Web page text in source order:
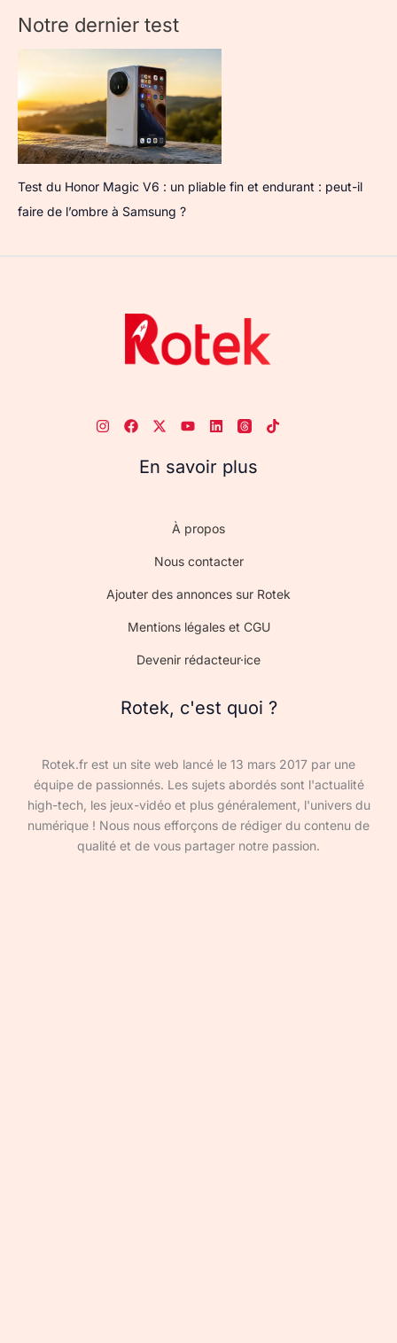
Notre dernier test
Test du Honor Magic V6 : un pliable fin et endurant : peut-il
faire de l’ombre à Samsung ?
En savoir plus
À propos
Nous contacter
Ajouter des annonces sur Rotek
Mentions légales et CGU
Devenir rédacteur·ice
Rotek, c'est quoi ?
Rotek.fr est un site web lancé le 13 mars 2017 par une
équipe de passionnés. Les sujets abordés sont l'actualité
high-tech, les jeux-vidéo et plus généralement, l'univers du
numérique ! Nous nous efforçons de rédiger du contenu de
qualité et de vous partager notre passion.